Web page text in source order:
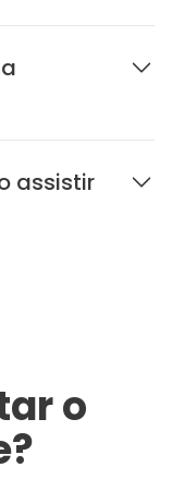
assistir
o